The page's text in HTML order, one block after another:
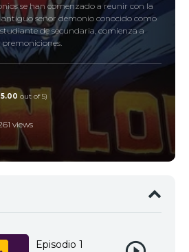
se han comenzado a reunir con la
señor demonio conocido como
de secundaria, comienza a
premoniciones.
5.00 out of 5)
views
Episodio 1